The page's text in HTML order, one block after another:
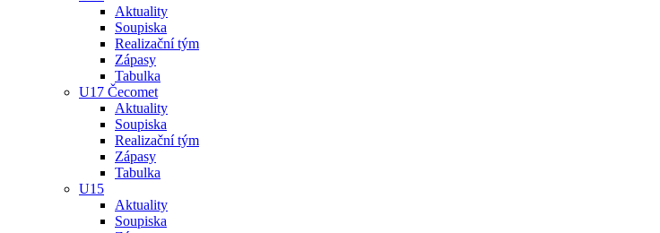
Aktuality
Soupiska
Realizační tým
Zápasy
Tabulka
U17 Čecomet
Aktuality
Soupiska
Realizační tým
Zápasy
Tabulka
U15
Aktuality
Soupiska